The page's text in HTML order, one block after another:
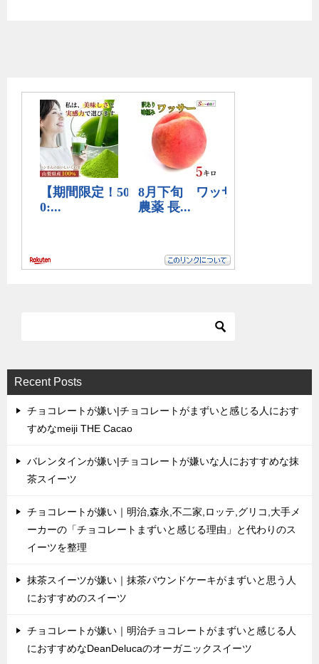
Recent Posts
チョコレートが嫌い|チョコレートがまずいと感じる人におす
すめなmeiji THE Cacao
バレンタインが嫌い|チョコレートが嫌いな人におすすめな抹
茶スイーツ
チョコレートが嫌い｜明治,森永,不二家,ロッテ,グリコ,大手メ
ーカーの「チョコレートまずいと感じる理由」と代わりのス
イーツを整理
抹茶スイーツが嫌い｜抹茶パウンドケーキがまずいと思う人
におすすめのスイーツ
チョコレートが嫌い｜明治チョコレートがまずいと感じる人
におすすめなDeanDelucaのオーガニックスイーツ